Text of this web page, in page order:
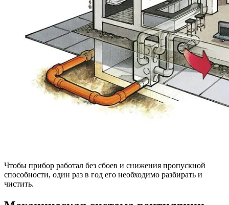
Чтобы прибор работал без сбоев и снижения пропускной
способности, один раз в год его необходимо разбирать и
чистить.